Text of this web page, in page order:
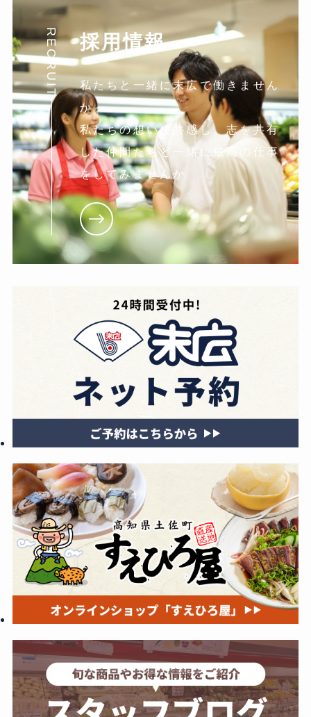
RECRUIT 採用情報
私たちと一緒に末広で働きません
か。
私たちの想いに共感し。志を共有
した仲間たちと一緒に最高の仕事
をしてみませんか